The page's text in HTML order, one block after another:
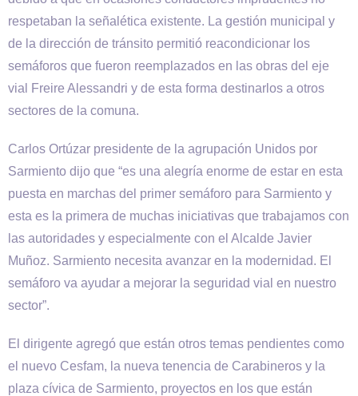
respetaban la señalética existente. La gestión municipal y
de la dirección de tránsito permitió reacondicionar los
semáforos que fueron reemplazados en las obras del eje
vial Freire Alessandri y de esta forma destinarlos a otros
sectores de la comuna.
Carlos Ortúzar presidente de la agrupación Unidos por
Sarmiento dijo que “es una alegría enorme de estar en esta
puesta en marchas del primer semáforo para Sarmiento y
esta es la primera de muchas iniciativas que trabajamos con
las autoridades y especialmente con el Alcalde Javier
Muñoz. Sarmiento necesita avanzar en la modernidad. El
semáforo va ayudar a mejorar la seguridad vial en nuestro
sector”.
El dirigente agregó que están otros temas pendientes como
el nuevo Cesfam, la nueva tenencia de Carabineros y la
plaza cívica de Sarmiento, proyectos en los que están